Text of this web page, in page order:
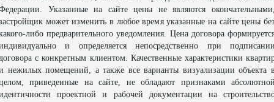
может изменить в любое время указанные на сайте цены
либо предварительного уведомления. Цена договора
и определяется непосредственно при
с конкретным клиентом. Качественные характеристики
нежилых помещений, а также все варианты визуализации объекта
приведенные на сайте, не обладают признаками
проектной и рабочей документации на
Представленные иллюстрации дизайн-проектов